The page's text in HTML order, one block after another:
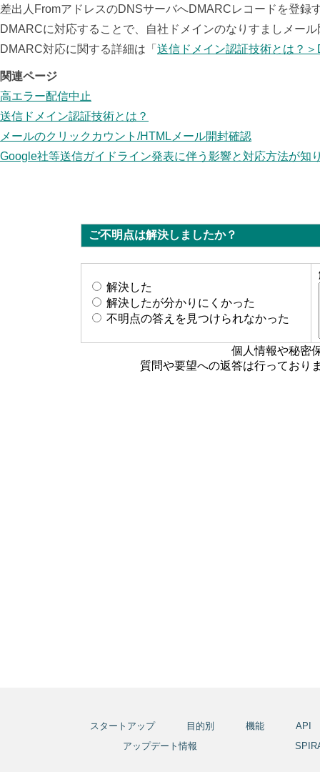
差出人FromアドレスのDNSサーバへDMARCレコードを登
DMARCに対応することで、自社ドメインのなりすましメー
DMARC対応に関する詳細は「 送信ドメイン認証技術とは？＞
関連ページ
高エラー配信中止
送信ドメイン認証技術とは？
メールのクリックカウント/HTMLメール開封確認
Google社等送信ガイドライン発表に伴う影響と対応方法が知
スタートアップ 目的別 機能
API
アップデート情報